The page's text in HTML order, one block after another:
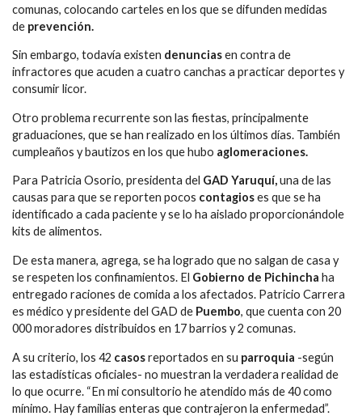
comunas, colocando carteles en los que se difunden medidas
de prevención.
Sin embargo, todavía existen denunciasen contra de
infractores que acuden a cuatro canchas a practicar deportes y
consumir licor.
Otro problema recurrente son las fiestas, principalmente
graduaciones, que se han realizado en los últimos días. También
cumpleaños y bautizos en los que hubo aglomeraciones.
Para Patricia Osorio, presidenta del GAD Yaruquí,una de las
causas para que se reporten pocos contagioses que se ha
identificado a cada paciente y se lo ha aislado proporcionándole
kits de alimentos.
​De esta manera, agrega, se ha logrado que no salgan de casa y
se respeten los confinamientos. El Gobierno de Pichincha ha
entregado raciones de comida a los afectados. Patricio Carrera
es médico y presidente del GAD de Puembo, que cuenta con 20
000 moradores distribuidos en 17 barrios y 2 comunas.
A su criterio, los 42 casosreportados en su parroquia -según
las estadísticas oficiales- no muestran la verdadera realidad de
lo que ocurre. “En mi consultorio he atendido más de 40 como
mínimo. Hay familias enteras que contrajeron la enfermedad”.